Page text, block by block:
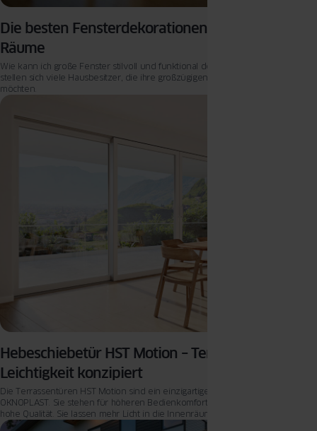
Die besten Fensterdekorationen für große
Räume
Wie kann ich große Fenster stilvoll und funktional dekorieren? Diese Frage
stellen sich viele Hausbesitzer, die ihre großzügigen Räume optimal gestalten
möchten.
Hebeschiebetür HST Motion – Terrassentüren für
Leichtigkeit konzipiert
Die Terrassentüren HST Motion sind ein einzigartiges Produkt im Angebot von
OKNOPLAST. Sie stehen für höheren Bedienkomfort, modernes Design und
hohe Qualität. Sie lassen mehr Licht in die Innenräume, sind warm, sicher und
stabil. Lernen Sie sie besser kennen.